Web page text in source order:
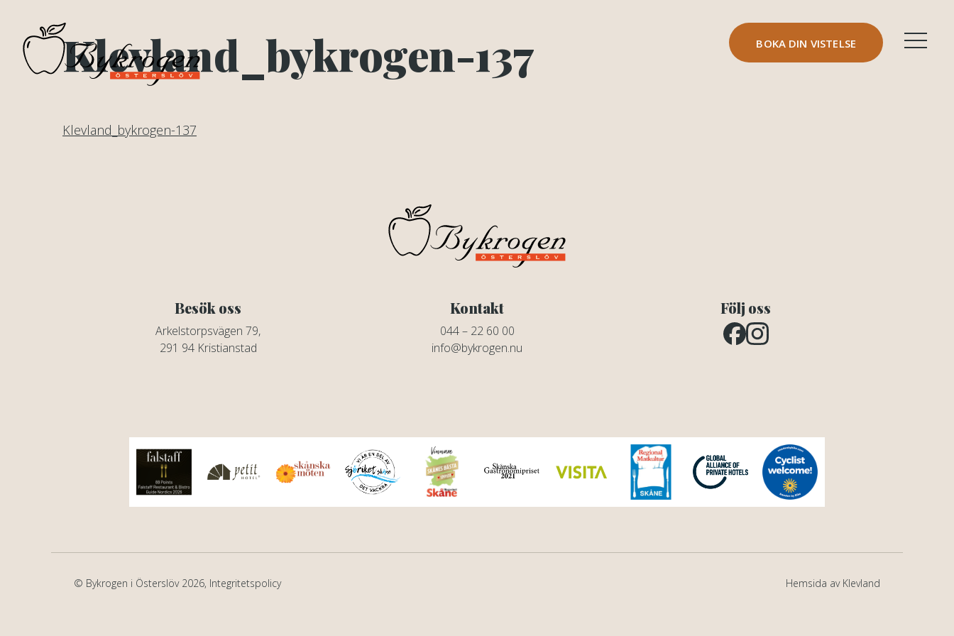
BOKA DIN VISTELSE
Klevland_bykrogen-137
Klevland_bykrogen-137
Besök oss
Arkelstorpsvägen 79,
291 94 Kristianstad
Kontakt
044 – 22 60 00
info@bykrogen.nu
Följ oss
© Bykrogen i Österslöv 2026, Integritetspolicy Hemsida av Klevland